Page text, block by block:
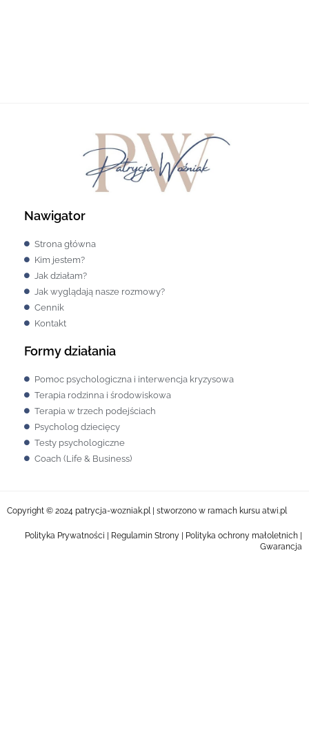
Nawigator
Strona główna
Kim jestem?
Jak działam?
Jak wyglądają nasze rozmowy?
Cennik
Kontakt
Formy działania
Pomoc psychologiczna i interwencja kryzysowa
Terapia rodzinna i środowiskowa
Terapia w trzech podejściach
Psycholog dziecięcy
Testy psychologiczne
Coach (Life & Business)
Copyright © 2024 patrycja-wozniak.pl | stworzono w ramach kursu atwi.pl
Polityka Prywatności | Regulamin Strony | Polityka ochrony małoletnich |
Gwarancja